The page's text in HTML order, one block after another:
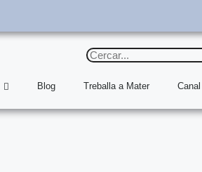
Blog Treballa a Mater